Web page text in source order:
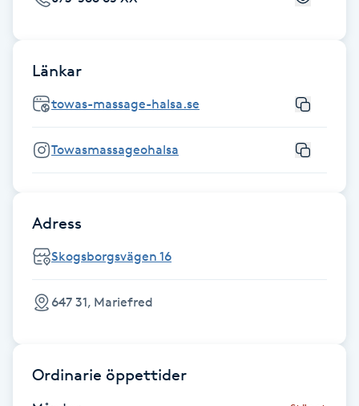
G
Gel naglar
Gelenaglar
Gellack
Gellack med förstärkning
Gravidmassage
Gravidyoga
Gruppträning
Länkar
towas-massage-halsa.se
Towasmassageohalsa
Adress
Skogsborgsvägen 16
647 31, Mariefred
Ordinarie öppettider